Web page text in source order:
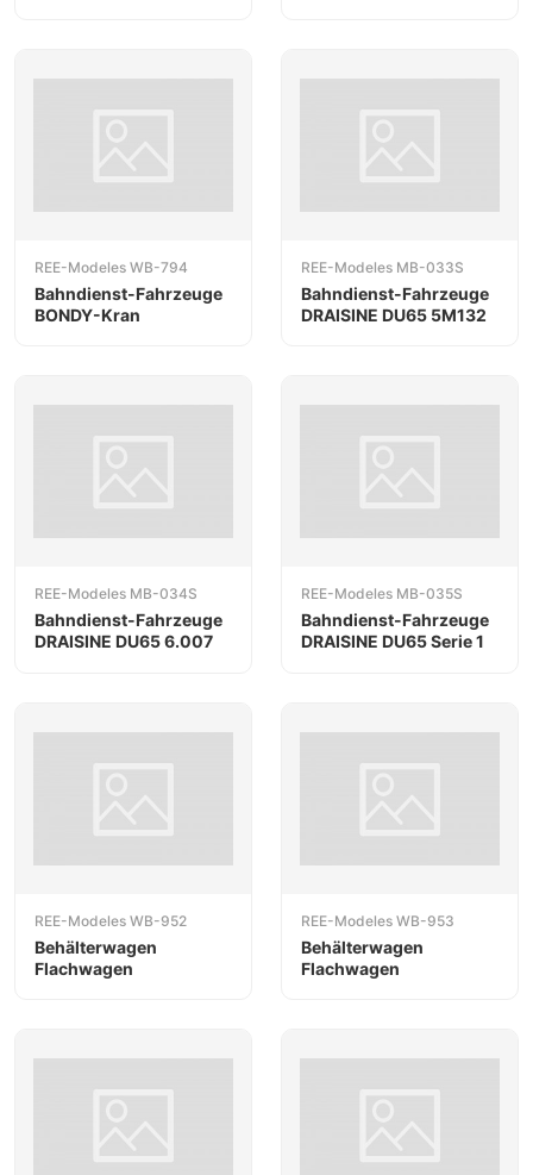
REE-Modeles WB-794
Bahndienst-Fahrzeuge
BONDY-Kran
REE-Modeles MB-033S
Bahndienst-Fahrzeuge
DRAISINE DU65 5M132
REE-Modeles MB-034S
Bahndienst-Fahrzeuge
DRAISINE DU65 6.007
REE-Modeles MB-035S
Bahndienst-Fahrzeuge
DRAISINE DU65 Serie 1
REE-Modeles WB-952
Behälterwagen
Flachwagen
REE-Modeles WB-953
Behälterwagen
Flachwagen